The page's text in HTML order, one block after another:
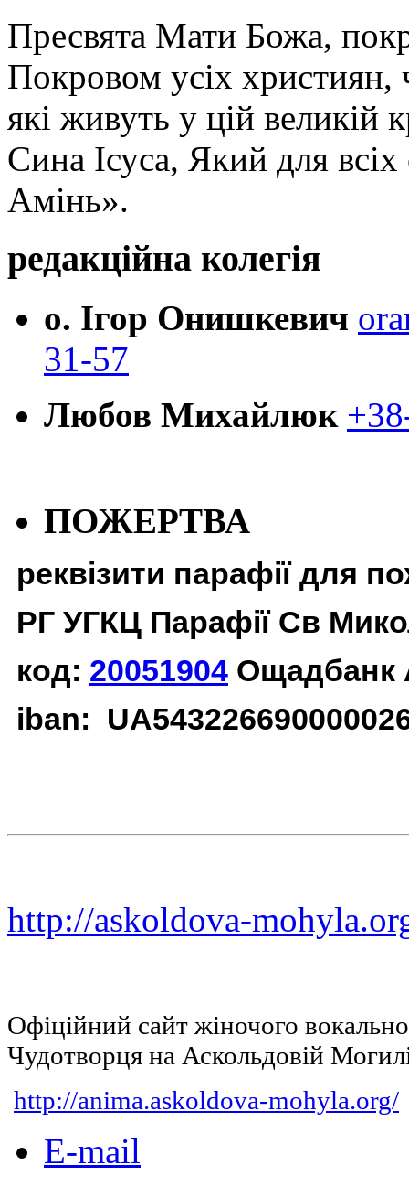
Пресвята Мати Божа,
Покровом усіх християн,
які живуть у цій великій
Сина Ісуса, Який для
Амінь».
редакційна колегія
о. Ігор Онишкевич
31-57
Любов Михайлюк
ПОЖЕРТВА
реквізити парафії для
РГ УГКЦ Парафії Св
код: 20051904 Ощадбанк
iban:
http://askoldova-
Офіційний сайт жіночого
Чудотворця на Аскольдовій
http://anima.askoldova-mohyla.org/
E-mail